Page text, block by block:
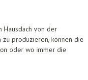
von der
produzieren, können die
oder wo immer die